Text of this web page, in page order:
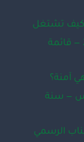
أفضل تطبيقات بلس للأيفون في 2026 — قائمة
آمنة؟
— سنة
الرسمي